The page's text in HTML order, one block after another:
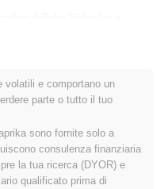
~96.13%al di sotto del
volatili e comportano un
parte o tutto il tuo
sono fornite solo a
consulenza finanziaria
la tua ricerca (DYOR) e
qualificato prima di